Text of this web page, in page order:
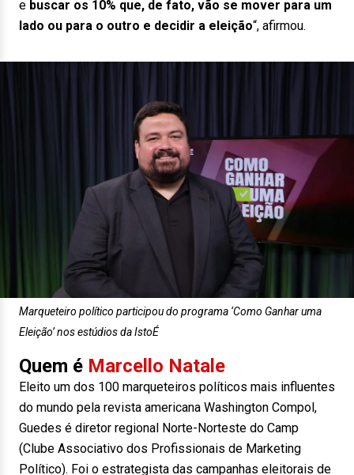
e buscar os 10% que, de fato, vão se mover para um
lado ou para o outro e decidir a eleição“, afirmou.
Marqueteiro político participou do programa ‘Como Ganhar uma
Eleição’ nos estúdios da IstoÉ
Quem é Marcello Natale
Eleito um dos 100 marqueteiros políticos mais influentes
do mundo pela revista americana Washington Compol,
Guedes é diretor regional Norte-Norteste do Camp
(Clube Associativo dos Profissionais de Marketing
Político). Foi o estrategista das campanhas eleitorais de